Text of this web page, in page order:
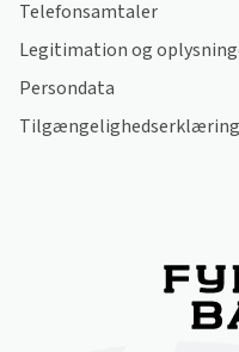
Telefonsamtaler
Legitimation og
Persondata
Tilgængelighedserklæring